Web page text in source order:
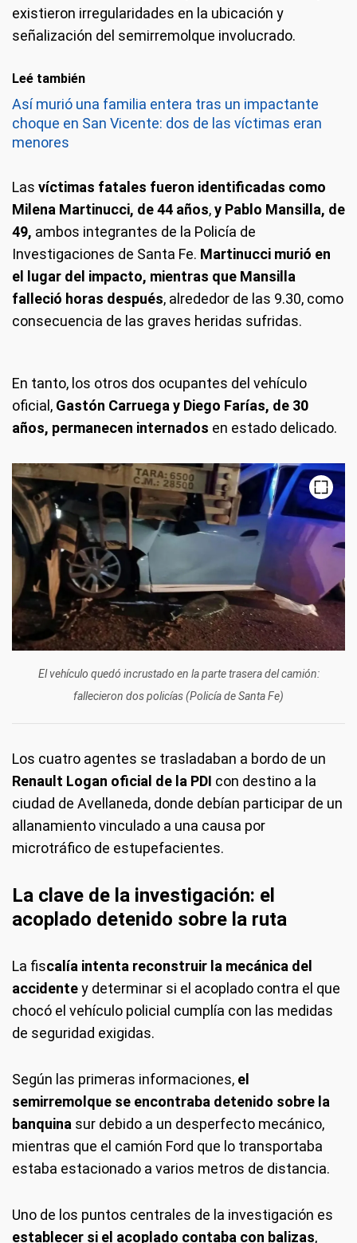
existieron irregularidades en la ubicación y
señalización del semirremolque involucrado.
Leé también
Así murió una familia entera tras un impactante
choque en San Vicente: dos de las víctimas eran
menores
Las víctimas fatales fueron identificadas como
Milena Martinucci, de 44 años,y Pablo Mansilla, de
49, ambos integrantes de la Policía de
Investigaciones de Santa Fe. Martinucci murió en
el lugar del impacto, mientras que Mansilla
falleció horas después, alrededor de las 9.30, como
consecuencia de las graves heridas sufridas.
En tanto, los otros dos ocupantes del vehículo
oficial, Gastón Carruega y Diego Farías, de 30
años, permanecen internados en estado delicado.
El vehículo quedó incrustado en la parte trasera del camión:
fallecieron dos policías (Policía de Santa Fe)
Los cuatro agentes se trasladaban a bordo de un
Renault Logan oficial de la PDI con destino a la
ciudad de Avellaneda, donde debían participar de un
allanamiento vinculado a una causa por
microtráfico de estupefacientes.
La clave de la investigación: el
acoplado detenido sobre la ruta
La fiscalía intenta reconstruir la mecánica del
accidentey determinar si el acoplado contra el que
chocó el vehículo policial cumplía con las medidas
de seguridad exigidas.
Según las primeras informaciones, el
semirremolque se encontraba detenido sobre la
banquina sur debido a un desperfecto mecánico,
mientras que el camión Ford que lo transportaba
estaba estacionado a varios metros de distancia.
Uno de los puntos centrales de la investigación es
establecer si el acoplado contaba con balizas,